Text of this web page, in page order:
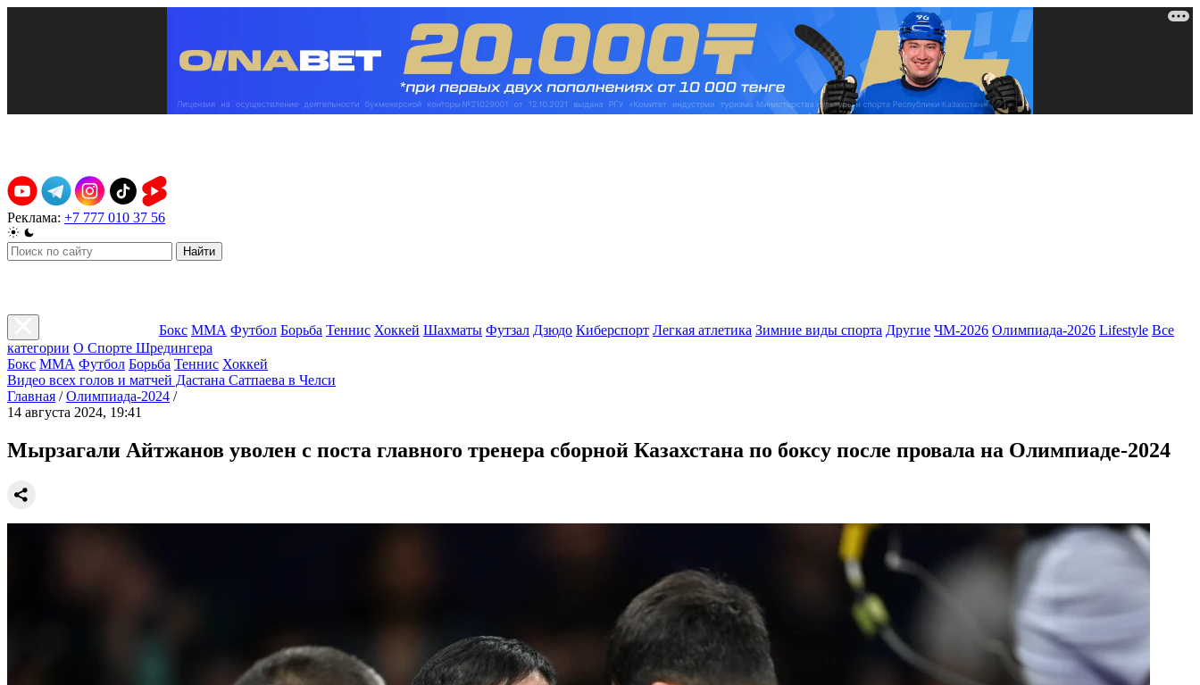
Реклама: +7 777 010 37 56
Найти
Бокс ММА Футбол Борьба Теннис Хоккей Шахматы Футзал Дзюдо Киберспорт Легкая атлетика Зимние виды спорта Другие ЧМ-2026 Олимпиада-2026 Lifestyle Все
категории О Спорте Шредингера
Бокс ММА Футбол Борьба Теннис Хоккей
Видео всех голов и матчей Дастана Сатпаева в Челси
Главная / Олимпиада-2024 /
14 августа 2024, 19:41
Мырзагали Айтжанов уволен с поста главного тренера сборной Казахстана по боксу после провала на Олимпиаде-2024